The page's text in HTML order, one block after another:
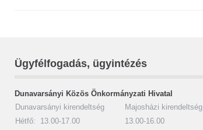
Ügyfélfogadás, ügyintézés
Dunavarsányi Közös Önkormányzati Hivatal
Dunavarsányi kirendeltség
Majosházi kirendeltség
Hétfő: 13.00-17.00
13.00-16.00